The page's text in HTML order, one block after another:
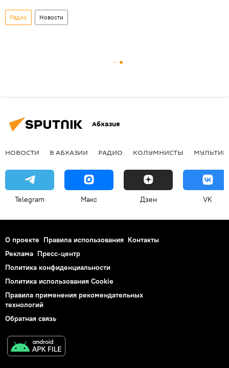
Радио Новости
Абхазия
НОВОСТИ В АБХАЗИИ РАДИО КОЛУМНИСТЫ
Telegram Макс Дзен VK
О проекте Правила использования Контакты
Реклама Пресс-центр
Политика конфиденциальности
Политика использования Cookie
Правила применения рекомендательных
технологий
Обратная связь